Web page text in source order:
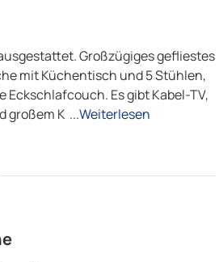
Großzügiges gefliestes
mit Küchentisch und 5 Stühlen,
Es gibt Kabel-TV,
großem K ...Weiterlesen